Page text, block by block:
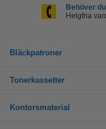
Behöver
Helgfria
Bläckpatroner
Tonerkassetter
Kontorsmaterial